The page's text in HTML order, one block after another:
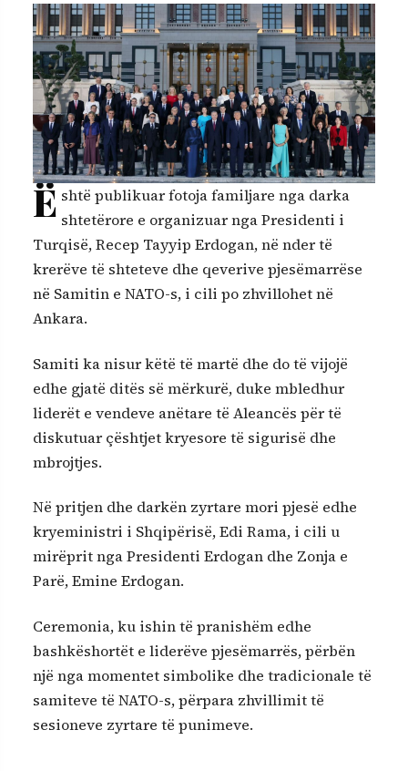
Ë shtë publikuar fotoja familjare nga darka
shtetërore e organizuar nga Presidenti i
Turqisë, Recep Tayyip Erdogan, në nder të
krerëve të shteteve dhe qeverive pjesëmarrëse
në Samitin e NATO-s, i cili po zhvillohet në
Ankara.
Samiti ka nisur këtë të martë dhe do të vijojë
edhe gjatë ditës së mërkurë, duke mbledhur
liderët e vendeve anëtare të Aleancës për të
diskutuar çështjet kryesore të sigurisë dhe
mbrojtjes.
Në pritjen dhe darkën zyrtare mori pjesë edhe
kryeministri i Shqipërisë, Edi Rama, i cili u
mirëprit nga Presidenti Erdogan dhe Zonja e
Parë, Emine Erdogan.
Ceremonia, ku ishin të pranishëm edhe
bashkëshortët e liderëve pjesëmarrës, përbën
një nga momentet simbolike dhe tradicionale të
samiteve të NATO-s, përpara zhvillimit të
sesioneve zyrtare të punimeve.